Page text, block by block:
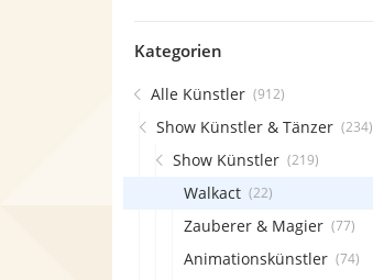
Kategorien
Alle Künstler (912)
Show Künstler & Tänzer (234)
Show Künstler (219)
Walkact (22)
Zauberer & Magier (77)
Animationskünstler (74)